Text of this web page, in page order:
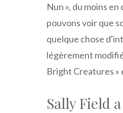
Nun », du moins
pouvons voir que
quelque chose
légèrement
Bright Creatures »
Sally Field